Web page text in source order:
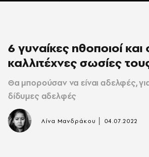
6 γυναίκες ηθοποιοί και
καλλιτέχνες σωσίες
Θα μπορούσαν να είναι αδελφές,
δίδυμες αδελφές
Λίνα Μανδράκου 04.07.2022